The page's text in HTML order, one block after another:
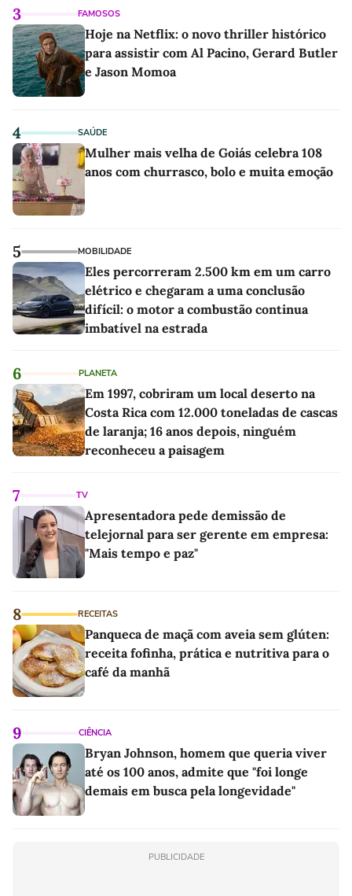
3 FAMOSOS
Hoje na Netflix: o novo thriller histórico
para assistir com Al Pacino, Gerard Butler
e Jason Momoa
4 SAÚDE
Mulher mais velha de Goiás celebra 108
anos com churrasco, bolo e muita emoção
5 MOBILIDADE
Eles percorreram 2.500 km em um carro
elétrico e chegaram a uma conclusão
difícil: o motor a combustão continua
imbatível na estrada
6 PLANETA
Em 1997, cobriram um local deserto na
Costa Rica com 12.000 toneladas de cascas
de laranja; 16 anos depois, ninguém
reconheceu a paisagem
7 TV
Apresentadora pede demissão de
telejornal para ser gerente em empresa:
"Mais tempo e paz"
8 RECEITAS
Panqueca de maçã com aveia sem glúten:
receita fofinha, prática e nutritiva para o
café da manhã
9 CIÊNCIA
Bryan Johnson, homem que queria viver
até os 100 anos, admite que "foi longe
demais em busca pela longevidade"
PUBLICIDADE